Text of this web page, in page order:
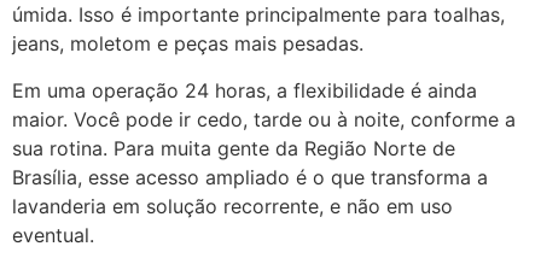
úmida. Isso é importante principalmente para toalhas,
jeans, moletom e peças mais pesadas.
Em uma operação 24 horas, a flexibilidade é ainda
maior. Você pode ir cedo, tarde ou à noite, conforme a
sua rotina. Para muita gente da Região Norte de
Brasília, esse acesso ampliado é o que transforma a
lavanderia em solução recorrente, e não em uso
eventual.